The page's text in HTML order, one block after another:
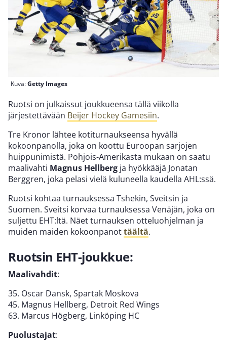
Kuva:Getty Images
Ruotsi on julkaissut joukkueensa tällä viikolla
järjestettävään Beijer Hockey Gamesiin.
Tre Kronor lähtee kotiturnaukseensa hyvällä
kokoonpanolla, joka on koottu Euroopan sarjojen
huippunimistä. Pohjois-Amerikasta mukaan on saatu
maalivahti Magnus Hellberg ja hyökkääjä Jonatan
Berggren, joka pelasi vielä kuluneella kaudella AHL:ssä.
Ruotsi kohtaa turnauksessa Tshekin, Sveitsin ja
Suomen. Sveitsi korvaa turnauksessa Venäjän, joka on
suljettu EHT:ltä. Näet turnauksen otteluohjelman ja
muiden maiden kokoonpanottäältä.
Ruotsin EHT-joukkue:
Maalivahdit:
35. Oscar Dansk, Spartak Moskova
45. Magnus Hellberg, Detroit Red Wings
63. Marcus Högberg, Linköping HC
Puolustajat: